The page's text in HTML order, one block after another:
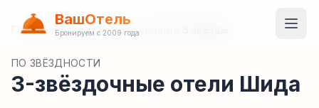
ВашОтель
Бронируем с 2009 года
Главная Гостиницы/Россия
ПО ЗВЁЗДНОСТИ
3-звёздочные отели Шида